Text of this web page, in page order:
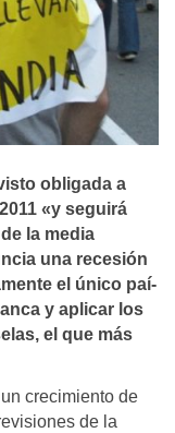
obligada a
«y seguirá
la media
una recesión
el único paí­
y aplicar los
el que más
crecimiento de
de la